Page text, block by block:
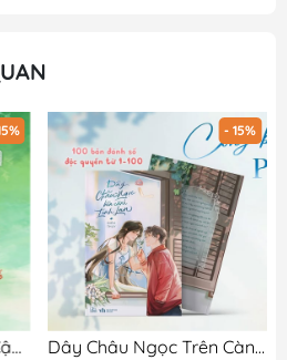
Phụ kiện - Có Thương Cậu Không? - Bản Đặc Biệt
- 15%
Dây Châu Ngọc Trên Cành Linh Lan